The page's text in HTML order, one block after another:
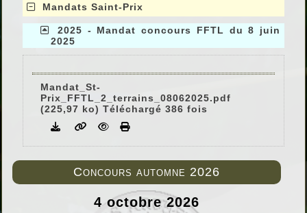
Concours automne 2026
4 octobre 2026
Mandats Saint-Prix
2025 - Mandat concours FFTL du 8 juin
2025
Mandat_St-
Prix_FFTL_2_terrains_08062025.pdf
(225,97 ko) Téléchargé 386 fois